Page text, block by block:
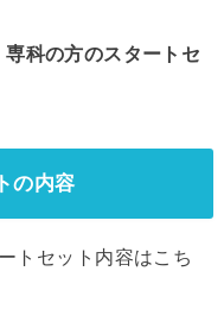
専科の方のスタートセ
の内容
トセット内容はこち